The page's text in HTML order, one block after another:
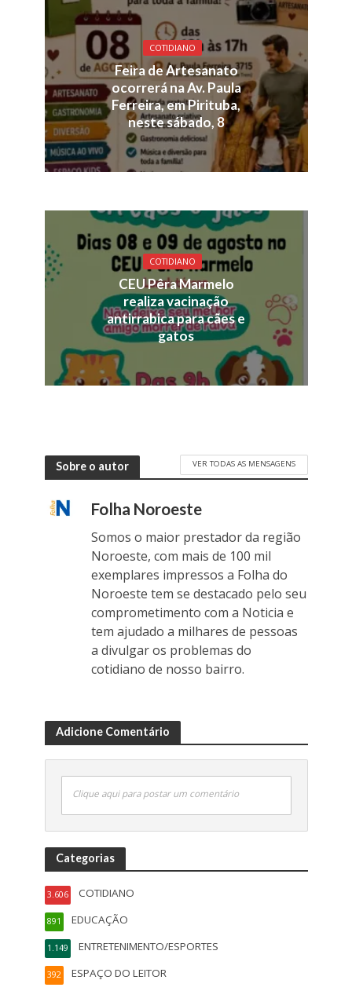
COTIDIANO
Feira de Artesanato
ocorrerá na Av. Paula
Ferreira, em Pirituba,
neste sábado, 8
COTIDIANO
CEU Pêra Marmelo
realiza vacinação
antirrabica para cães e
gatos
Sobre o autor VER TODAS AS MENSAGENS
Folha Noroeste
Somos o maior prestador da região
Noroeste, com mais de 100 mil
exemplares impressos a Folha do
Noroeste tem se destacado pelo seu
comprometimento com a Noticia e
tem ajudado a milhares de pessoas
a divulgar os problemas do
cotidiano de nosso bairro.
Adicione Comentário
Clique aqui para postar um comentário
Categorias
COTIDIANO
3.606
EDUCAÇÃO
891
ENTRETENIMENTO/ESPORTES
1.149
ESPAÇO DO LEITOR
392